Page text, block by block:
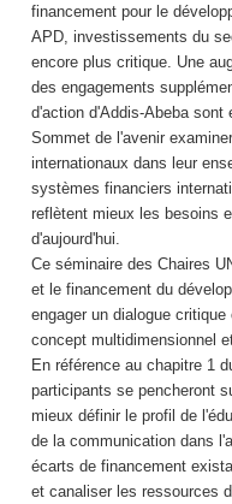
financement pour le
APD, investissements du
encore plus critique. Une
des engagements
d'action d'Addis-Abeba
Sommet de l'avenir
internationaux dans leur
systèmes financiers
reflètent mieux les besoins
d'aujourd'hui.
Ce séminaire des Chaires
et le financement du
engager un dialogue
concept multidimensionnel
En référence au chapitre 1
participants se pencheront
mieux définir le profil de
de la communication dans
écarts de financement
et canaliser les ressources